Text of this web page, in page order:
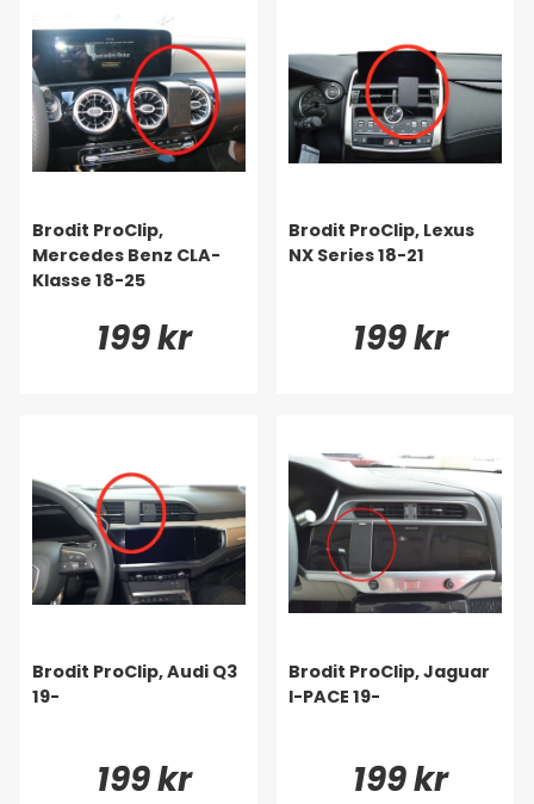
Brodit ProClip,
Mercedes Benz CLA-
Klasse 18-25
199 kr
Brodit ProClip, Lexus
NX Series 18-21
199 kr
Brodit ProClip, Audi Q3
19-
199 kr
Brodit ProClip, Jaguar
I-PACE 19-
199 kr